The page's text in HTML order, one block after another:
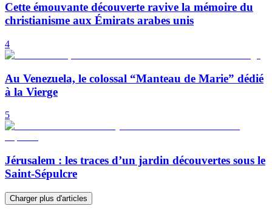
Cette émouvante découverte ravive la mémoire du
christianisme aux Émirats arabes unis
4
Au Venezuela, le colossal “Manteau de Marie” dédié
à la Vierge
5
Jérusalem : les traces d’un jardin découvertes sous le
Saint-Sépulcre
Charger plus d'articles